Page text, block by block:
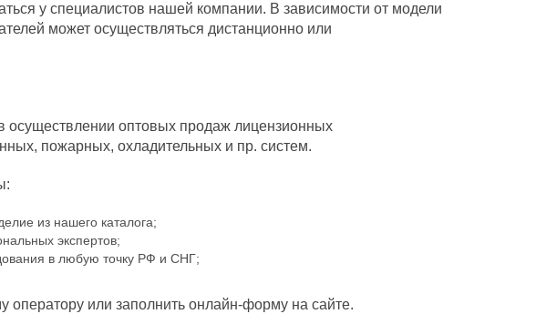
у специалистов нашей компании. В зависимости от модели
может осуществляться дистанционно или
оптовых продаж лицензионных
пожарных, охладительных и пр. систем.
из нашего каталога;
экспертов;
в любую точку РФ и СНГ;
оператору или заполнить онлайн-форму на сайте.